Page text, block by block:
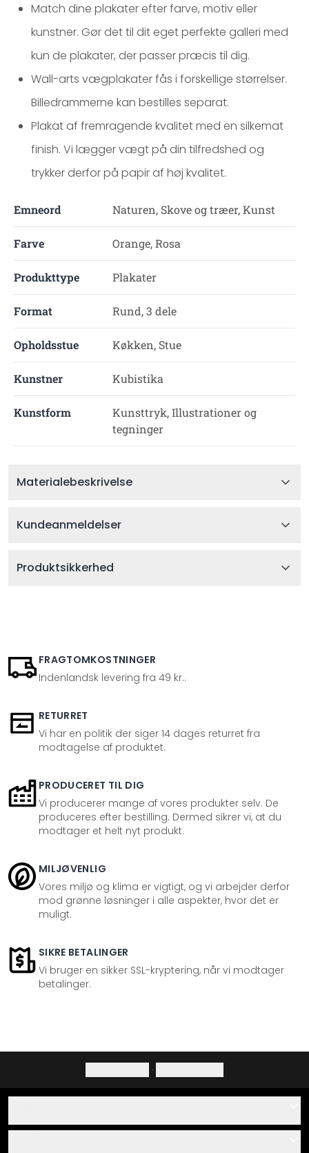
Match dine plakater efter farve, motiv eller
kunstner. Gør det til dit eget perfekte galleri med
kun de plakater, der passer præcis til dig.
Wall-arts vægplakater fås i forskellige størrelser.
Billedrammerne kan bestilles separat.
Plakat af fremragende kvalitet med en silkemat
finish. Vi lægger vægt på din tilfredshed og
trykker derfor på papir af høj kvalitet.
Emneord Naturen, Skove og træer, Kunst
Farve Orange, Rosa
Produkttype Plakater
Format Rund, 3 dele
Opholdsstue Køkken, Stue
Kunstner Kubistika
Kunstform
Kunsttryk, Illustrationer og
tegninger
Materialebeskrivelse
Kundeanmeldelser
Produktsikkerhed
FRAGTOMKOSTNINGER
Indenlandsk levering fra 49 kr..
RETURRET
Vi har en politik der siger 14 dages returret fra
modtagelse af produktet.
PRODUCERET TIL DIG
Vi producerer mange af vores produkter selv. De
produceres efter bestilling. Dermed sikrer vi, at du
modtager et helt nyt produkt.
MILJØVENLIG
Vores miljø og klima er vigtigt, og vi arbejder derfor
mod grønne løsninger i alle aspekter, hvor det er
muligt.
SIKRE BETALINGER
Vi bruger en sikker SSL-kryptering, når vi modtager
betalinger.
·